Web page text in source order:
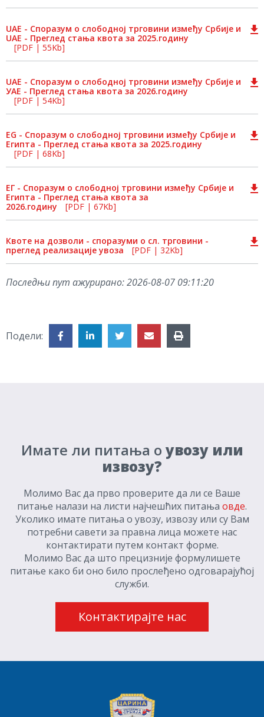
UAE - Споразум о слободној трговини између Србије и
UAE - Преглед стања квота за 2025.годину
[PDF | 55Kb]
UAE - Споразум о слободној трговини између Србије и
УAE - Преглед стања квота за 2026.годину
[PDF | 54Kb]
EG - Споразум о слободној трговини између Србије и
Eгипта - Преглед стања квота за 2025.годину
[PDF | 68Kb]
EГ - Споразум о слободној трговини између Србије и
Eгипта - Преглед стања квота за
2026.годину
[PDF | 67Kb]
Квоте на дозволи - споразуми о сл. трговини -
преглед реализације увоза
[PDF | 32Kb]
Последњи пут ажурирано:2026-08-07 09:11:20
Подели:
Имате ли питања о увозу или
извозу?
Молимо Вас да прво проверите да ли се Ваше
питање налази на листи најчешћих питања овде.
Уколико имате питања о увозу, извозу или су Вам
потребни савети за правна лица можете нас
контактирати путем контакт форме.
Молимо Вас да што прецизније формулишете
питање како би оно било прослеђено одговарајућој
служби.
Контактирајте нас